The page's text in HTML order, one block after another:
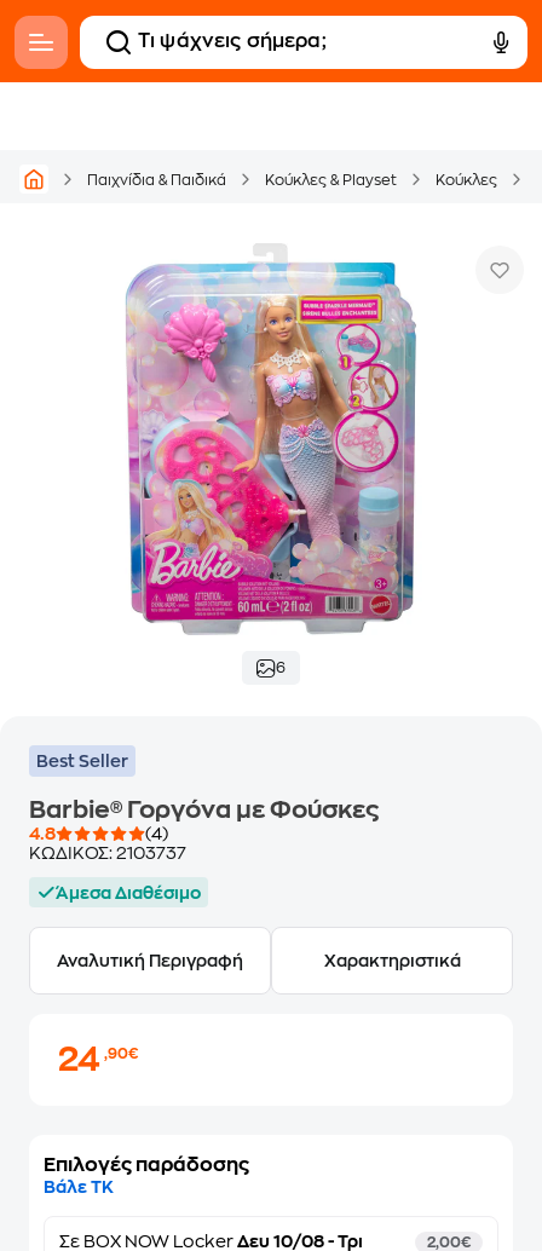
Παιχνίδια & Παιδικά Κούκλες & Playset Κούκλες
6
Best Seller
Barbie® Γοργόνα με Φούσκες
4.8
(4)
ΚΩΔΙΚΟΣ: 2103737
Άμεσα Διαθέσιμο
Αναλυτική Περιγραφή Χαρακτηριστικά
24,90€
Επιλογές παράδοσης
Βάλε ΤΚ
Σε BOX NOW Locker Δευ 10/08 - Τρι
2,00€